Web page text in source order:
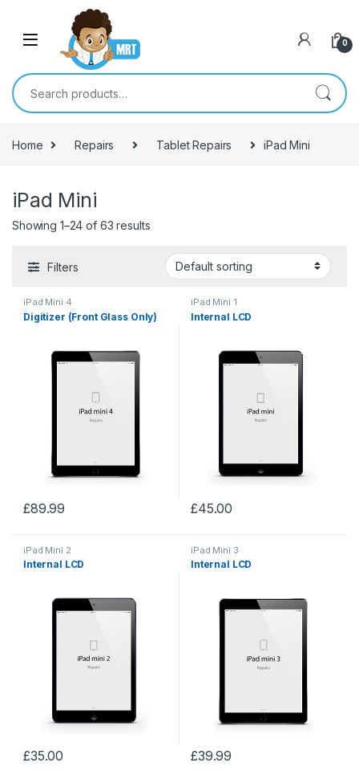
Skip to navigation
0
Search for:
Home Repairs Tablet Repairs iPad Mini
iPad Mini
Showing 1–24 of 63 results
Filters
iPad Mini 4
Digitizer (Front Glass Only)
£89.99
iPad Mini 1
Internal LCD
£45.00
iPad Mini 2
Internal LCD
£35.00
iPad Mini 3
Internal LCD
£39.99